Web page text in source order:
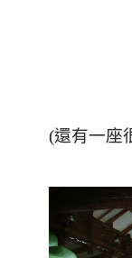
(還有一座